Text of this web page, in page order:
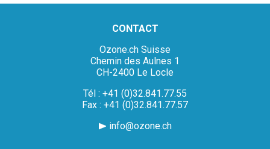
CONTACT
Ozone.ch Suisse
Chemin des Aulnes 1
CH-2400 Le Locle
Tél : +41 (0)32.841.77.55
Fax : +41 (0)32.841.77.57
info@ozone.ch